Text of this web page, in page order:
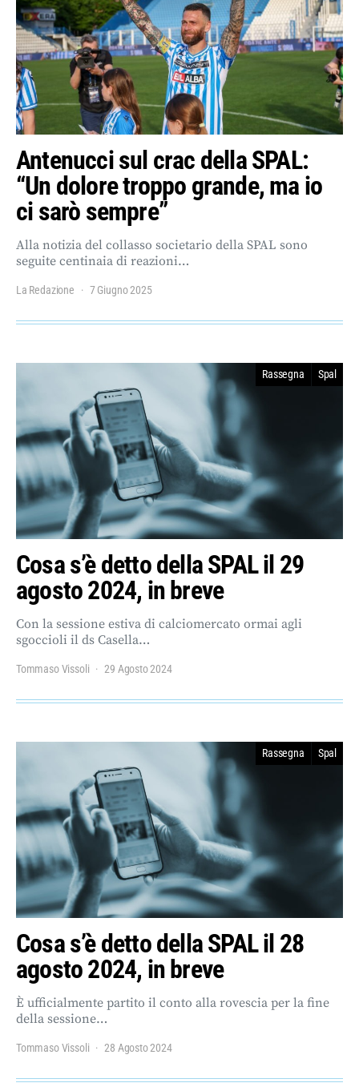
Antenucci sul crac della SPAL:
“Un dolore troppo grande, ma io
ci sarò sempre”
Alla notizia del collasso societario della SPAL sono
seguite centinaia di reazioni…
La Redazione 7 Giugno 2025
Rassegna Spal
Cosa s’è detto della SPAL il 29
agosto 2024, in breve
Con la sessione estiva di calciomercato ormai agli
sgoccioli il ds Casella…
Tommaso Vissoli 29 Agosto 2024
Rassegna Spal
Cosa s’è detto della SPAL il 28
agosto 2024, in breve
È ufficialmente partito il conto alla rovescia per la fine
della sessione…
Tommaso Vissoli 28 Agosto 2024